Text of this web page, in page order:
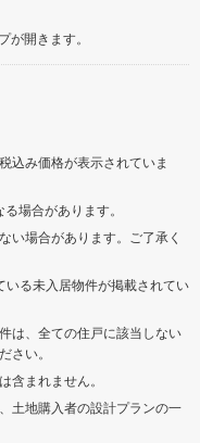
開きます。
込み価格が表示されていま
場合があります。
い場合があります。ご了承く
いる未入居物件が掲載されてい
は、全ての住戸に該当しない
さい。
含まれません。
土地購入者の設計プランの一